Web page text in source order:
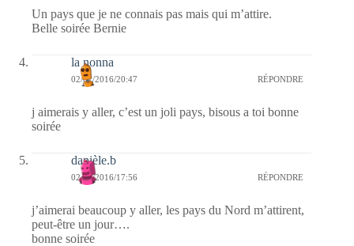
Un pays que je ne connais pas mais qui m’attire.
Belle soirée Bernie
la nonna
02/01/2016/20:47 RÉPONDRE
j aimerais y aller, c’est un joli pays, bisous a toi bonne
soirée
danièle.b
02/01/2016/17:56 RÉPONDRE
j’aimerai beaucoup y aller, les pays du Nord m’attirent,
peut-être un jour….
bonne soirée